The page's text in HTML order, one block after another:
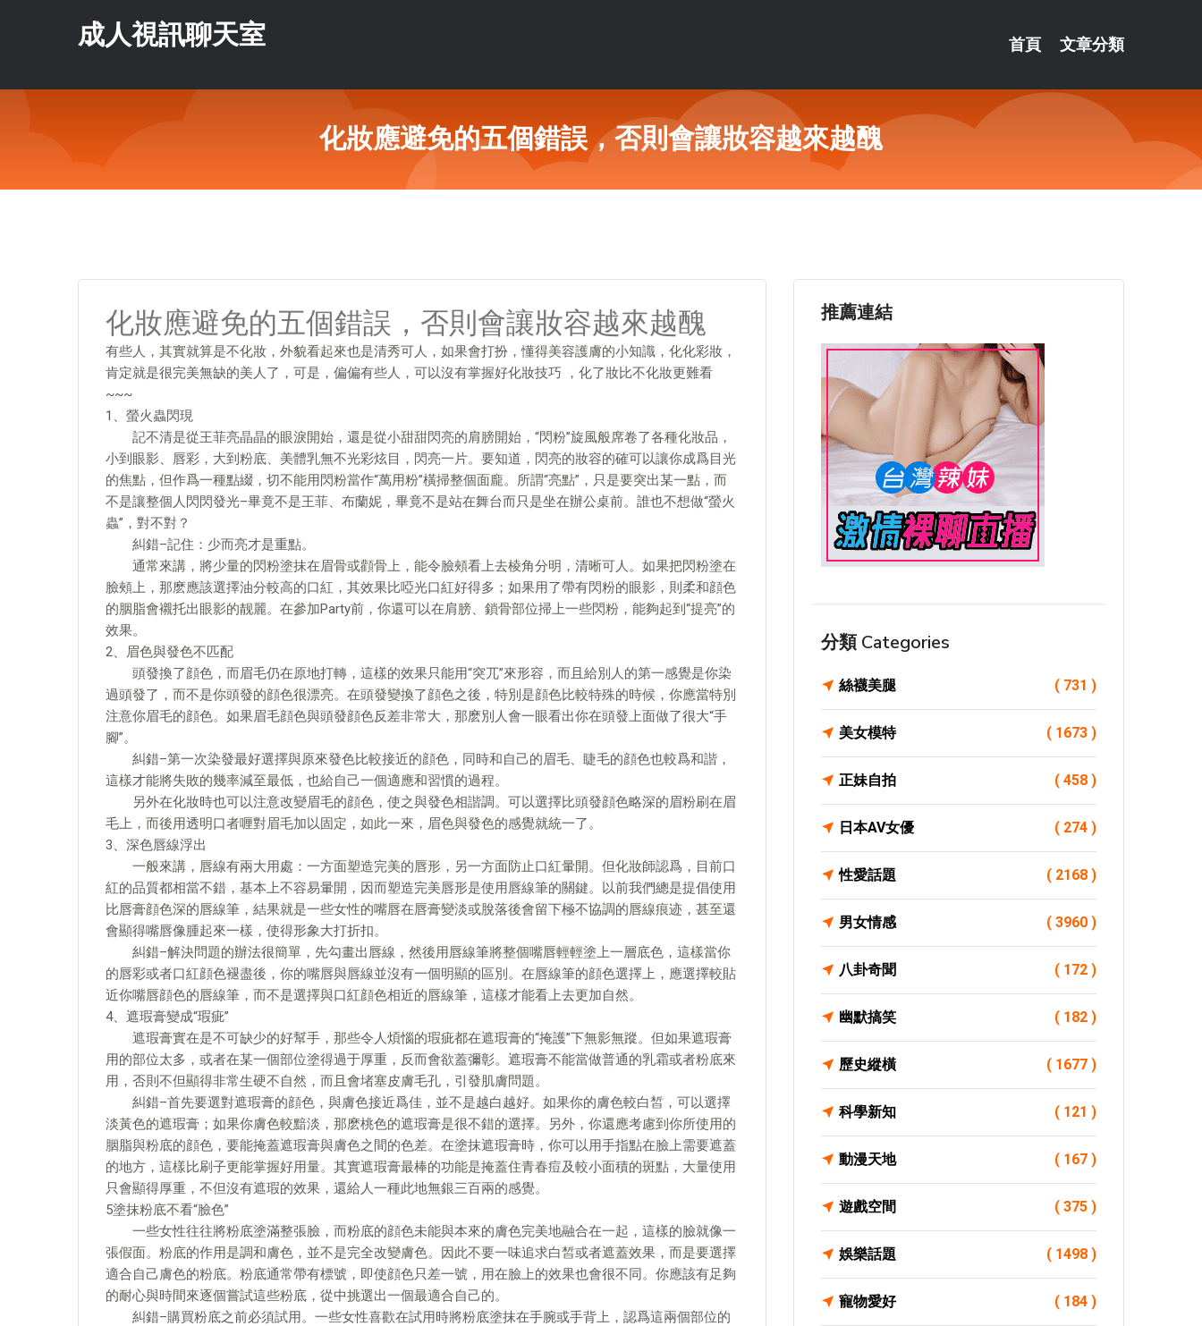
成人視訊聊天室 首頁 文章分類
化妝應避免的五個錯誤，否則會讓妝容越來越醜
化妝應避免的五個錯誤，否則會讓妝容越來越醜
有些人，其實就算是不化妝，外貌看起來也是清秀可人，如果會打扮，懂得美容護膚的小知識，化化彩妝，
肯定就是很完美無缺的美人了，可是，偏偏有些人，可以沒有掌握好化妝技巧 ，化了妝比不化妝更難看
~~~
1、螢火蟲閃現
記不清是從王菲亮晶晶的眼淚開始，還是從小甜甜閃亮的肩膀開始，“閃粉”旋風般席卷了各種化妝品，
小到眼影、唇彩，大到粉底、美體乳無不光彩炫目，閃亮一片。要知道，閃亮的妝容的確可以讓你成爲目光
的焦點，但作爲一種點綴，切不能用閃粉當作“萬用粉”橫掃整個面龐。所謂“亮點”，只是要突出某一點，而
不是讓整個人閃閃發光–畢竟不是王菲、布蘭妮，畢竟不是站在舞台而只是坐在辦公桌前。誰也不想做“螢火
蟲”，對不對？
糾錯–記住：少而亮才是重點。
通常來講，將少量的閃粉塗抹在眉骨或顴骨上，能令臉頰看上去棱角分明，清晰可人。如果把閃粉塗在
臉頰上，那麽應該選擇油分較高的口紅，其效果比啞光口紅好得多；如果用了帶有閃粉的眼影，則柔和顔色
的胭脂會襯托出眼影的靓麗。在參加Party前，你還可以在肩膀、鎖骨部位掃上一些閃粉，能夠起到“提亮”的
效果。
2、眉色與發色不匹配
頭發換了顔色，而眉毛仍在原地打轉，這樣的效果只能用“突兀”來形容，而且給別人的第一感覺是你染
過頭發了，而不是你頭發的顔色很漂亮。在頭發變換了顔色之後，特別是顔色比較特殊的時候，你應當特別
注意你眉毛的顔色。如果眉毛顔色與頭發顔色反差非常大，那麽別人會一眼看出你在頭發上面做了很大“手
腳”。
糾錯–第一次染發最好選擇與原來發色比較接近的顔色，同時和自己的眉毛、睫毛的顔色也較爲和諧，
這樣才能將失敗的幾率減至最低，也給自己一個適應和習慣的過程。
另外在化妝時也可以注意改變眉毛的顔色，使之與發色相諧調。可以選擇比頭發顔色略深的眉粉刷在眉
毛上，而後用透明口者喱對眉毛加以固定，如此一來，眉色與發色的感覺就統一了。
3、深色唇線浮出
一般來講，唇線有兩大用處：一方面塑造完美的唇形，另一方面防止口紅暈開。但化妝師認爲，目前口
紅的品質都相當不錯，基本上不容易暈開，因而塑造完美唇形是使用唇線筆的關鍵。以前我們總是提倡使用
比唇膏顔色深的唇線筆，結果就是一些女性的嘴唇在唇膏變淡或脫落後會留下極不協調的唇線痕迹，甚至還
會顯得嘴唇像腫起來一樣，使得形象大打折扣。
糾錯–解決問題的辦法很簡單，先勾畫出唇線，然後用唇線筆將整個嘴唇輕輕塗上一層底色，這樣當你
的唇彩或者口紅顔色褪盡後，你的嘴唇與唇線並沒有一個明顯的區別。在唇線筆的顔色選擇上，應選擇較貼
近你嘴唇顔色的唇線筆，而不是選擇與口紅顔色相近的唇線筆，這樣才能看上去更加自然。
4、遮瑕膏變成“瑕疵”
遮瑕膏實在是不可缺少的好幫手，那些令人煩惱的瑕疵都在遮瑕膏的“掩護”下無影無蹤。但如果遮瑕膏
用的部位太多，或者在某一個部位塗得過于厚重，反而會欲蓋彌彰。遮瑕膏不能當做普通的乳霜或者粉底來
用，否則不但顯得非常生硬不自然，而且會堵塞皮膚毛孔，引發肌膚問題。
糾錯–首先要選對遮瑕膏的顔色，與膚色接近爲佳，並不是越白越好。如果你的膚色較白皙，可以選擇
淡黃色的遮瑕膏；如果你膚色較黯淡，那麽桃色的遮瑕膏是很不錯的選擇。另外，你還應考慮到你所使用的
胭脂與粉底的顔色，要能掩蓋遮瑕膏與膚色之間的色差。在塗抹遮瑕膏時，你可以用手指點在臉上需要遮蓋
的地方，這樣比刷子更能掌握好用量。其實遮瑕膏最棒的功能是掩蓋住青春痘及較小面積的斑點，大量使用
只會顯得厚重，不但沒有遮瑕的效果，還給人一種此地無銀三百兩的感覺。
5塗抹粉底不看“臉色”
一些女性往往將粉底塗滿整張臉，而粉底的顔色未能與本來的膚色完美地融合在一起，這樣的臉就像一
張假面。粉底的作用是調和膚色，並不是完全改變膚色。因此不要一味追求白皙或者遮蓋效果，而是要選擇
適合自己膚色的粉底。粉底通常帶有標號，即使顔色只差一號，用在臉上的效果也會很不同。你應該有足夠
的耐心與時間來逐個嘗試這些粉底，從中挑選出一個最適合自己的。
糾錯–購買粉底之前必須試用。一些女性喜歡在試用時將粉底塗抹在手腕或手背上，認爲這兩個部位的
推薦連結
分類 Categories
絲襪美腿 ( 731 )
美女模特 ( 1673 )
正妹自拍 ( 458 )
日本AV女優 ( 274 )
性愛話題 ( 2168 )
男女情感 ( 3960 )
八卦奇聞 ( 172 )
幽默搞笑 ( 182 )
歷史縱橫 ( 1677 )
科學新知 ( 121 )
動漫天地 ( 167 )
遊戲空間 ( 375 )
娛樂話題 ( 1498 )
寵物愛好 ( 184 )